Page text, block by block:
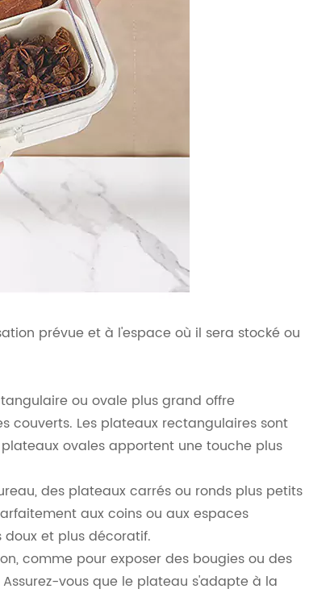
prévue et à l'espace où il sera stocké ou
ou ovale plus grand offre
couverts. Les plateaux rectangulaires sont
ovales apportent une touche plus
des plateaux carrés ou ronds plus petits
aux coins ou aux espaces
et plus décoratif.
comme pour exposer des bougies ou des
vous que le plateau s'adapte à la